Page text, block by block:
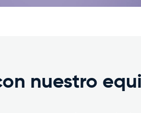
nuestro